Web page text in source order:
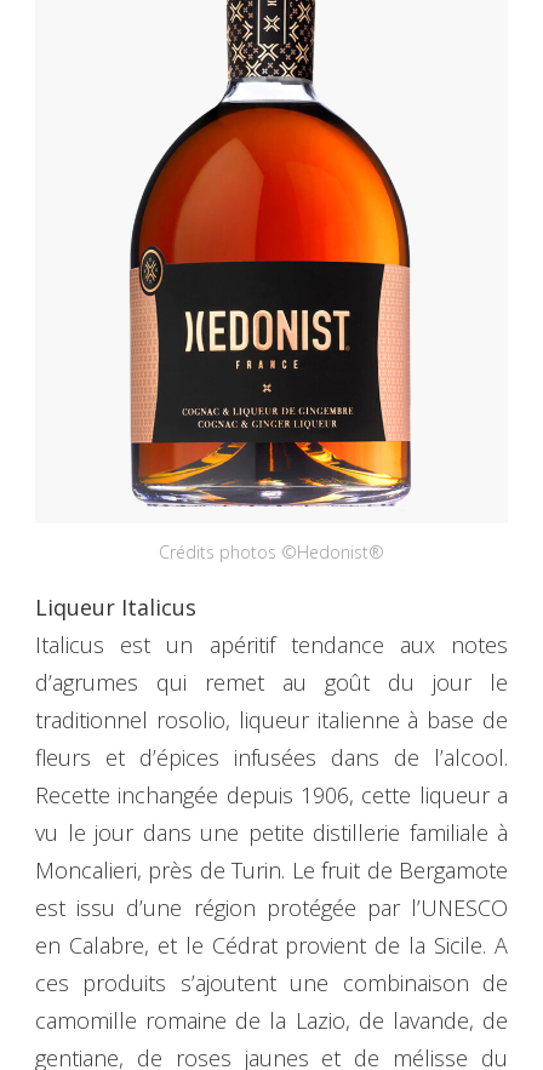
Crédits photos ©Hedonist®
Liqueur Italicus
Italicus est un apéritif tendance aux notes
d’agrumes qui remet au goût du jour le
traditionnel rosolio, liqueur italienne à base de
fleurs et d’épices infusées dans de l’alcool.
Recette inchangée depuis 1906, cette liqueur a
vu le jour dans une petite distillerie familiale à
Moncalieri, près de Turin. Le fruit de Bergamote
est issu d’une région protégée par l’UNESCO
en Calabre, et le Cédrat provient de la Sicile. A
ces produits s’ajoutent une combinaison de
camomille romaine de la Lazio, de lavande, de
gentiane, de roses jaunes et de mélisse du